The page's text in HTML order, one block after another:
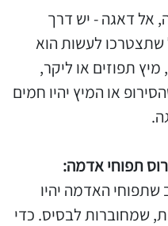
אל דאגה - יש דרך
שתצטרכו לעשות הוא
תפוזים או ליקר,
או המיץ יהיו חמים
תפוחי אדמה:
שתפוחי האדמה יהיו
שמחוברות לבסיס. כדי